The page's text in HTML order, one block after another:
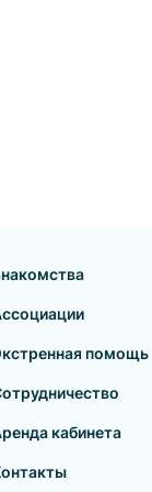
помощь
кабинета